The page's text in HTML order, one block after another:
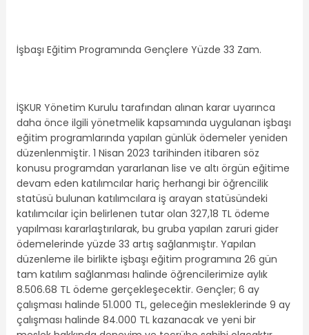
İşbaşı Eğitim Programında Gençlere Yüzde 33 Zam.
İŞKUR Yönetim Kurulu tarafından alınan karar uyarınca
daha önce ilgili yönetmelik kapsamında uygulanan işbaşı
eğitim programlarında yapılan günlük ödemeler yeniden
düzenlenmiştir. 1 Nisan 2023 tarihinden itibaren söz
konusu programdan yararlanan lise ve altı örgün eğitime
devam eden katılımcılar hariç herhangi bir öğrencilik
statüsü bulunan katılımcılara iş arayan statüsündeki
katılımcılar için belirlenen tutar olan 327,18 TL ödeme
yapılması kararlaştırılarak, bu gruba yapılan zaruri gider
ödemelerinde yüzde 33 artış sağlanmıştır. Yapılan
düzenleme ile birlikte işbaşı eğitim programına 26 gün
tam katılım sağlanması halinde öğrencilerimize aylık
8.506.68 TL ödeme gerçekleşecektir. Gençler; 6 ay
çalışması halinde 51.000 TL, geleceğin mesleklerinde 9 ay
çalışması halinde 84.000 TL kazanacak ve yeni bir